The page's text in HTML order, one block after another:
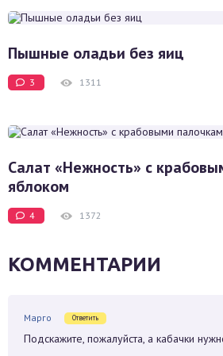
Пышные оладьи без яиц
3 1311
Салат «Нежность» с
яблоком
4 1372
КОММЕНТАРИИ
Марго Ответить
Подскажите, пожалуйста, а кабачки